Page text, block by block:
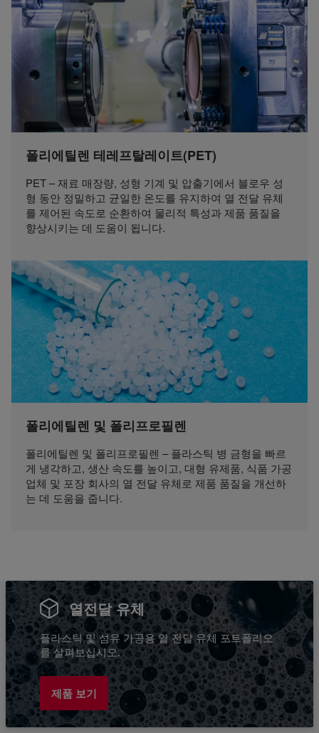
폴리에틸렌 테레프탈레이트(PET)
PET – 재료 매장량, 성형 기계 및 압출기에서 블로우 성
형 동안 정밀하고 균일한 온도를 유지하여 열 전달 유체
를 제어된 속도로 순환하여 물리적 특성과 제품 품질을
향상시키는 데 도움이 됩니다.
폴리에틸렌 및 폴리프로필렌
폴리에틸렌 및 폴리프로필렌 – 플라스틱 병 금형을 빠르
게 냉각하고, 생산 속도를 높이고, 대형 유제품, 식품 가공
업체 및 포장 회사의 열 전달 유체로 제품 품질을 개선하
는 데 도움을 줍니다.
열전달 유체
플라스틱 및 섬유 가공용 열 전달 유체 포트폴리오
를 살펴보십시오.
제품 보기